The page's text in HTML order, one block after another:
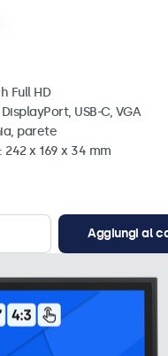
Full HD
USB-C, VGA
parete
x 169 x 34 mm
Aggiungi al